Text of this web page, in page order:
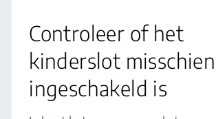
Controleer of het
kinderslot misschien
ingeschakeld is